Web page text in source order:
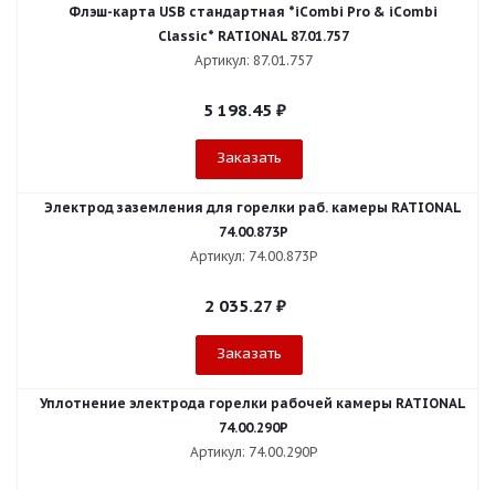
Флэш-карта USB стандартная *iCombi Pro & iCombi
Classic* RATIONAL 87.01.757
Артикул: 87.01.757
5 198.45 ₽
Заказать
Электрод заземления для горелки раб. камеры RATIONAL
74.00.873P
Артикул: 74.00.873P
2 035.27₽
Заказать
Уплотнение электрода горелки рабочей камеры RATIONAL
74.00.290P
Артикул: 74.00.290P